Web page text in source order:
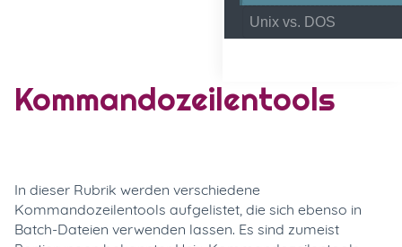
Unix vs. DOS
Kommandozeilentools
In dieser Rubrik werden verschiedene
Kommandozeilentools aufgelistet, die sich ebenso in
Batch-Dateien verwenden lassen. Es sind zumeist